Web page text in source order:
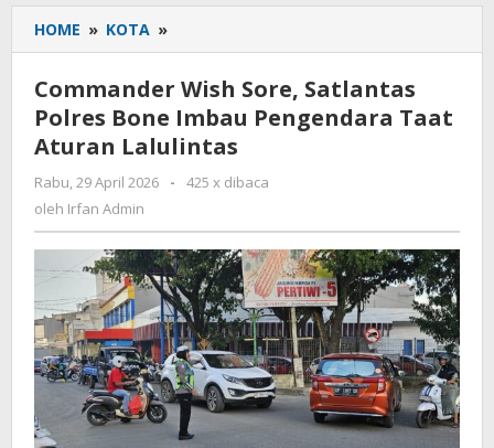
HOME » KOTA »
Wish
Sore,
Satlantas
Polres
Bone
Pengendara
Aturan
Lalulintas
Commander Wish Sore, Satlantas
Polres Bone Imbau Pengendara Taat
Aturan Lalulintas
Rabu, 29 April 2026
oleh
-
425 x dibaca
oleh Irfan Admin